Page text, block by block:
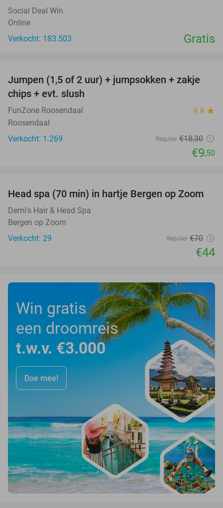
Social Deal Win
Online
Verkocht: 183.503
Gratis
48%
Jumpen (1,5 of 2 uur) + jumpsokken + zakje
chips + evt. slush
FunZone Roosendaal 9.4 star
Roosendaal
Verkocht: 1.269
Regulier €18,30
€9,50
37%
Head spa (70 min) in hartje Bergen op Zoom
Demi's Hair & Head Spa
Bergen op Zoom
Verkocht: 29
Regulier €70
€44
Win gratis
een droomreis
t.w.v. €3.000
Doe mee!